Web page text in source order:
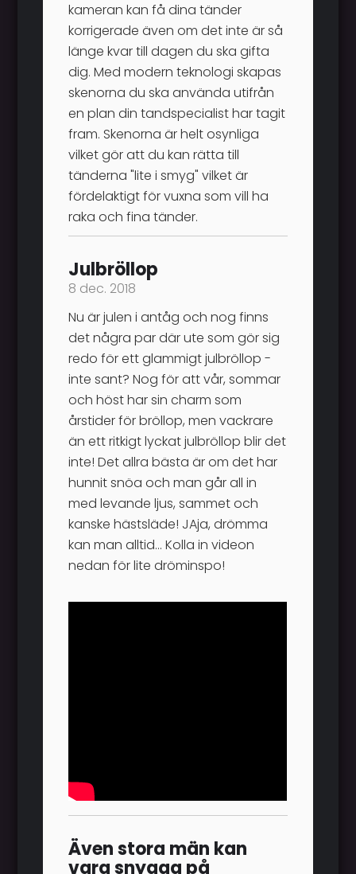
kameran kan få dina tänder
korrigerade även om det inte är så
länge kvar till dagen du ska gifta
dig. Med modern teknologi skapas
skenorna du ska använda utifrån
en plan din tandspecialist har tagit
fram. Skenorna är helt osynliga
vilket gör att du kan rätta till
tänderna "lite i smyg" vilket är
fördelaktigt för vuxna som vill ha
raka och fina tänder.
Julbröllop
8 dec. 2018
Nu är julen i antåg och nog finns
det några par där ute som gör sig
redo för ett glammigt julbröllop -
inte sant? Nog för att vår, sommar
och höst har sin charm som
årstider för bröllop, men vackrare
än ett ritkigt lyckat julbröllop blir det
inte! Det allra bästa är om det har
hunnit snöa och man går all in
med levande ljus, sammet och
kanske hästsläde! JAja, drömma
kan man alltid... Kolla in videon
nedan för lite dröminspo!
Även stora män kan
vara snygga på